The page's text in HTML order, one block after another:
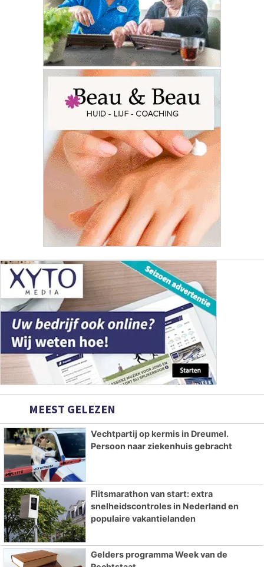
MEEST GELEZEN
Vechtpartij op kermis in Dreumel.
Persoon naar ziekenhuis gebracht
Flitsmarathon van start: extra
snelheidscontroles in Nederland en
populaire vakantielanden
Gelders programma Week van de